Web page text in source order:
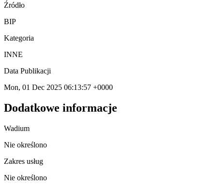
Źródło
BIP
Kategoria
INNE
Data Publikacji
Mon, 01 Dec 2025 06:13:57 +0000
Dodatkowe informacje
Wadium
Nie określono
Zakres usług
Nie określono